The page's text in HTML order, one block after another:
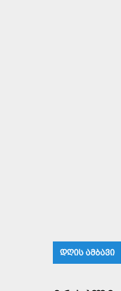
ᲓᲦᲘᲡ ᲐᲛᲑᲐᲕᲘ